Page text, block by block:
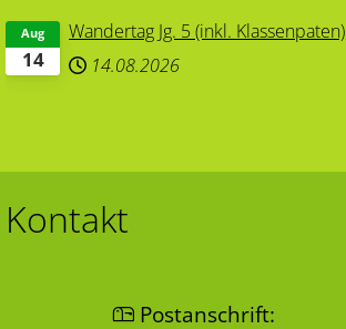
14
Aug
Wandertag Jg. 5 (inkl. Klassenpaten)
14.08.2026
Kontakt
Postanschrift: